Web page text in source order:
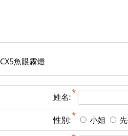
CX5魚眼霧燈
姓名:
性別: 小姐